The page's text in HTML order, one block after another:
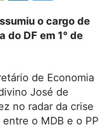
o cargo de
do DF em 1° de
de Economia
José de
no radar da crise
o MDB e o PP